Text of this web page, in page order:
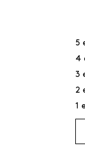
5
4
3
2
1